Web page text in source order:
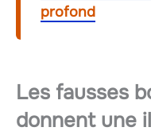
profond
Les fausses
donnent une